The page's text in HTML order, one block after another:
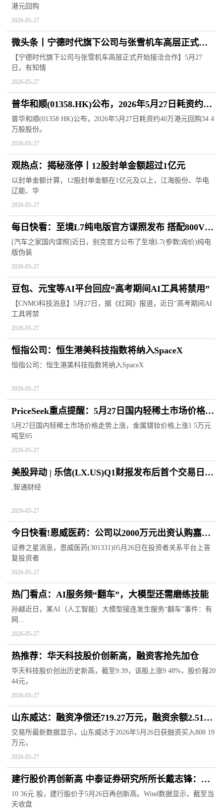
港元回购
2026-05-27
微头条丨宁德时代旗下公司与张雪机车高层正式开
始接洽合作
【宁德时代旗下公司与张雪机车高层正式开始接洽合作】5月27
日，有知情
2026-05-27
普华和顺(01358.HK)公布，2026年5月27日耗资约40
万港元回购34.4万股股份_即时焦点
普华和顺(01358 HK)公布，2026年5月27日耗资约40万港元回购34 4
万股股份。
2026-05-27
观热点：揭秘涨停丨12股封单金额超过1亿元
以封单金额计算，12股封单金额在1亿元及以上，江海股份、华电
辽能、华
2026-05-27
每日快看：至境L7纯电版官方谍照发布 搭配800V架
构/6C快充/超700km续航
[汽车之家国内谍照]近日，别克官方公布了至境L7(参数|询价)纯电
版伪装
2026-05-27
豆包、元宝等AI平台回应“高考期间AI工具将禁用”
【CNMO科技消息】5月27日，据《红网》报道，近日“高考期间AI
工具将禁
2026-05-27
恒指公司：恒生港美科技指数将纳入SpaceX
恒指公司：恒生港美科技指数将纳入SpaceX
2026-05-27
PriceSeek重点提醒：5月27日国内轻稀土市场价格上
涨|每日看点
5月27日国内轻稀土市场价格走势上涨，金属镨钕价格上涨1 5万元
吨至85
2026-05-27
美股异动 | 乐信(LX.US)Q1财报发布后首个交易日上
涨13.78% 焦点速读
,智通财经
2026-05-27
今日快看!恩威医药：公司以2000万元出资认购嘉兴
磐霖嘉颐创业投资合伙企业份额
证券之星消息，恩威医药(301331)05月26日在投资者关系平台上答
复投资者
2026-05-27
热门看点：AI服务频“翻车”，大模型还需磨练技能
孙越近日，某AI（人工智能）大模型接连发生服务“翻车”事件：有
网...
2026-05-27
热推荐：华天科技股价创新高，融资客抢先加仓
华天科技股价创出历史新高，截至9:39，该股上涨9 48%，股价报20
44元，
2026-05-27
山东威达：融资净偿还719.27万元，融资余额2.51亿
元
交易所最新数据显示，山东威达于2026年5月26日获融资买入808 19
万元，
2026-05-27
建行股价再创新高 中泰证券研究所所长戴志锋：银
行股正转变为确定性强的“弱周期”资产
10 36元 股，建行股价于5月26日再创新高。Wind数据显示，截至当
天收盘